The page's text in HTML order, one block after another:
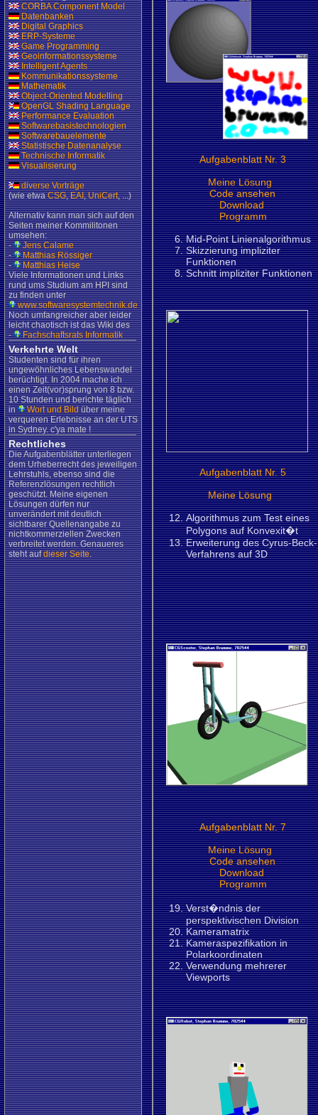
CORBA Component Model
Datenbanken
Digital Graphics
ERP-Systeme
Game Programming
Geoinformationssysteme
Intelligent Agents
Kommunikationssysteme
Mathematik
Object-Oriented Modelling
OpenGL Shading Language
Performance Evaluation
Softwarebasistechnologien
Softwarebauelemente
Statistische Datenanalyse
Technische Informatik
Visualisierung
diverse Vorträge
(wie etwaCSG,EAI,UniCert, ...)
Alternativ kann man sich auf den
Seiten meiner Kommilitonen
umsehen:
-
Jens Calame
-
Matthias Rössiger
-
Matthias Heise
Viele Informationen und Links
rund ums Studium am HPI sind
zu finden unter
www.softwaresystemtechnik.de
Noch umfangreicher aber leider
leicht chaotisch ist das Wiki des
-
Fachschaftsrats Informatik
Verkehrte Welt
Studenten sind für ihren
ungewöhnliches Lebenswandel
berüchtigt. In 2004 mache ich
einen Zeit(vor)sprung von 8 bzw.
10 Stunden und berichte täglich
in
Wort und Bildüber meine
verqueren Erlebnisse an der UTS
in Sydney. c'ya mate !
Rechtliches
Die Aufgabenblätter unterliegen
dem Urheberrecht des jeweiligen
Lehrstuhls, ebenso sind die
Referenzlösungen rechtlich
geschützt. Meine eigenen
Lösungen dürfen nur
unverändert mit deutlich
sichtbarer Quellenangabe zu
nichtkommerziellen Zwecken
verbreitet werden. Genaueres
steht aufdieser Seite.
Aufgabenblatt Nr. 3
Meine Lösung
Code ansehen
Download
Programm
Mid-Point Linienalgorithmus
Skizzierung impliziter
Funktionen
Schnitt impliziter Funktionen
Aufgabenblatt Nr. 5
Meine Lösung
Algorithmus zum Test eines
Polygons auf Konvexit�t
Erweiterung des Cyrus-Beck-
Verfahrens auf 3D
Aufgabenblatt Nr. 7
Meine Lösung
Code ansehen
Download
Programm
Verst�ndnis der
perspektivischen Division
Kameramatrix
Kameraspezifikation in
Polarkoordinaten
Verwendung mehrerer
Viewports